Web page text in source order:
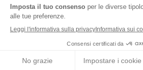
via Gioacchino Rossini 1/A